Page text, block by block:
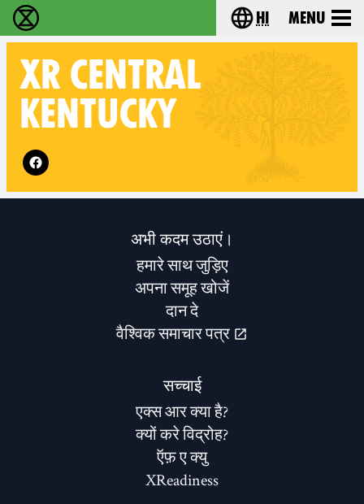
विलुप्ति विद्रोह - Home Choose your
hi Menu
XR CENTRAL
KENTUCKY
Follow XR Central Kentucky on
अभी कदम उठाएं।
हमारे साथ जुड़िए
अपना समूह खोजें
दान दे
वैश्विक समाचार पत्र
सच्चाई
एक्स आर क्या है?
क्यों करे विद्रोह?
ऍफ़ ए क्यु
XReadiness